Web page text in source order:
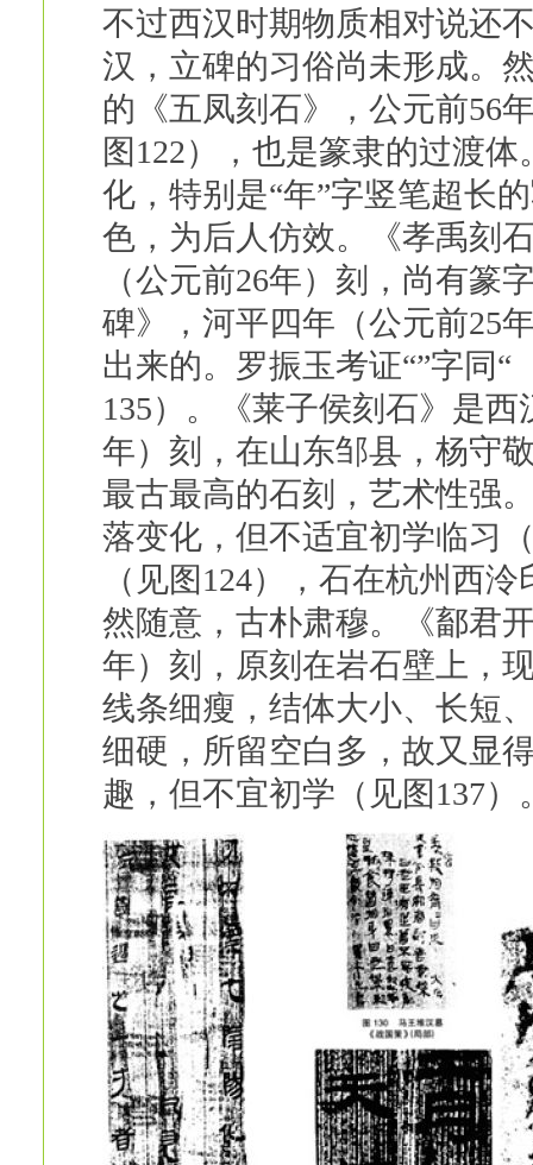
不过西汉时期物质相对说还
汉，立碑的习俗尚未形成。
的《五凤刻石》，公元前56
图122），也是篆隶的过渡
化，特别是“年”字竖笔超长
色，为后人仿效。《孝禹刻
（公元前26年）刻，尚有篆
碑》，河平四年（公元前25
出来的。罗振玉考证“”字同
135）。《莱子侯刻石》是
年）刻，在山东邹县，杨守
最古最高的石刻，艺术性强
落变化，但不适宜初学临习
（见图124），石在杭州西
然随意，古朴肃穆。《鄐君
年）刻，原刻在岩石壁上，
线条细瘦，结体大小、长短
细硬，所留空白多，故又显
趣，但不宜初学（见图137）